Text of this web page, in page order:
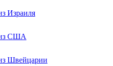
Израиля
США
Швейцарии